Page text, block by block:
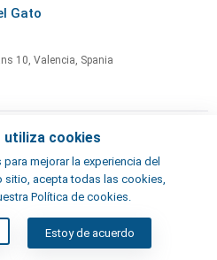
Gato
10, Valencia, Spania
Sentits
27, El Palmar, Valencia, España
utiliza cookies
mejorar la experiencia del
sitio, acepta todas las cookies,
Política de cookies.
Estoy de acuerdo